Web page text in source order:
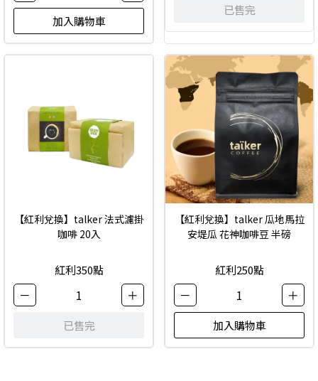
加入購物車
已售完
【紅利兌換】talker 法式濾掛
咖啡 20入
紅利350點
－ 1 ＋
已售完
【紅利兌換】talker 瓜地馬拉
安堤瓜 花神咖啡豆 半磅
紅利250點
－ 1 ＋
加入購物車